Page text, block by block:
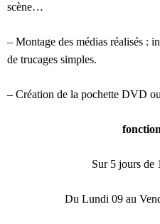
scène…
– Montage des médias réalisés :
de trucages simples.
– Création de la pochette DVD
Sur 5 jours de
Du Lundi 09 au